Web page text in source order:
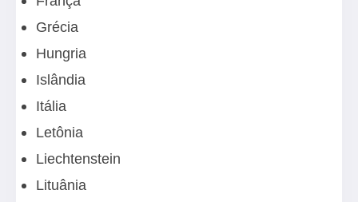
Grécia
Hungria
Islândia
Itália
Letônia
Liechtenstein
Lituânia